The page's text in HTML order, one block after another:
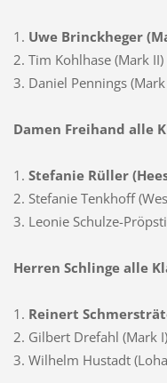
1. Uwe Brinckheger
2. Tim Kohlhase (Mark
3. Daniel Pennings
Damen Freihand alle
1. Stefanie Rüller
2. Stefanie Tenkhoff
3. Leonie Schulze-
Herren Schlinge alle
1. Reinert
2. Gilbert Drefahl (Mark
3. Wilhelm Hustadt